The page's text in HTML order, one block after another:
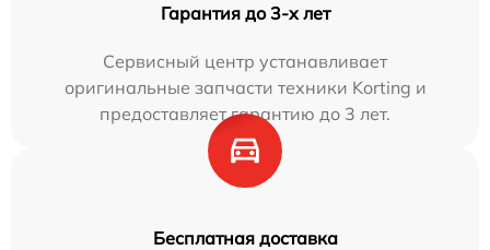
Гарантия до 3-х лет
Сервисный центр устанавливает
оригинальные запчасти техники Korting и
предоставляет гарантию до 3 лет.
Бесплатная доставка